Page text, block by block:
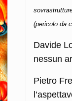
(pericolo da
Davide
nessun
Pietro